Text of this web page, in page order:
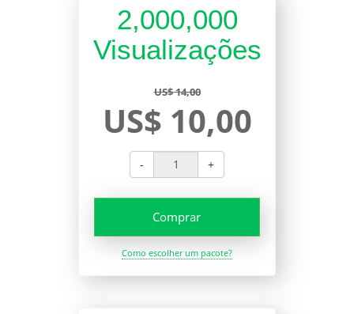
2,000,000
Visualizações
US$ 14,00
US$ 10,00
- +
Comprar
Como escolher um pacote?